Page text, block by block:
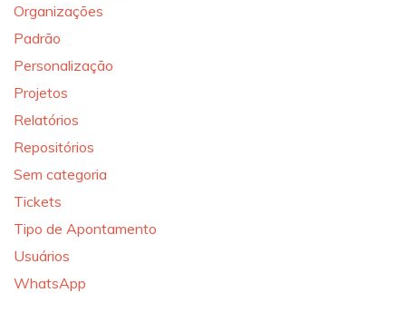
Organizações
Padrão
Personalização
Projetos
Relatórios
Repositórios
Sem categoria
Tickets
Tipo de Apontamento
Usuários
WhatsApp